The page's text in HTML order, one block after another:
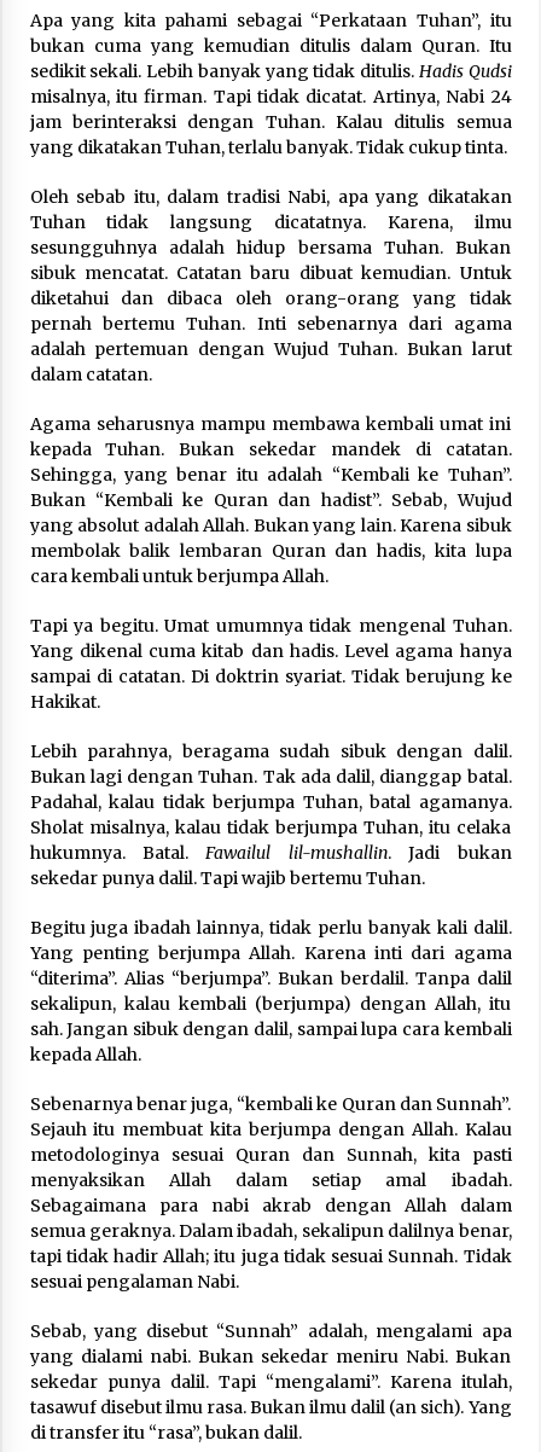
Apa yang kita pahami sebagai “Perkataan Tuhan”, itu
bukan cuma yang kemudian ditulis dalam Quran. Itu
sedikit sekali. Lebih banyak yang tidak ditulis. Hadis Qudsi
misalnya, itu firman. Tapi tidak dicatat. Artinya, Nabi 24
jam berinteraksi dengan Tuhan. Kalau ditulis semua
yang dikatakan Tuhan, terlalu banyak. Tidak cukup tinta.
Oleh sebab itu, dalam tradisi Nabi, apa yang dikatakan
Tuhan tidak langsung dicatatnya. Karena, ilmu
sesungguhnya adalah hidup bersama Tuhan. Bukan
sibuk mencatat. Catatan baru dibuat kemudian. Untuk
diketahui dan dibaca oleh orang-orang yang tidak
pernah bertemu Tuhan. Inti sebenarnya dari agama
adalah pertemuan dengan Wujud Tuhan. Bukan larut
dalam catatan.
Agama seharusnya mampu membawa kembali umat ini
kepada Tuhan. Bukan sekedar mandek di catatan.
Sehingga, yang benar itu adalah “Kembali ke Tuhan”.
Bukan “Kembali ke Quran dan hadist”. Sebab, Wujud
yang absolut adalah Allah. Bukan yang lain. Karena sibuk
membolak balik lembaran Quran dan hadis, kita lupa
cara kembali untuk berjumpa Allah.
Tapi ya begitu. Umat umumnya tidak mengenal Tuhan.
Yang dikenal cuma kitab dan hadis. Level agama hanya
sampai di catatan. Di doktrin syariat. Tidak berujung ke
Hakikat.
Lebih parahnya, beragama sudah sibuk dengan dalil.
Bukan lagi dengan Tuhan. Tak ada dalil, dianggap batal.
Padahal, kalau tidak berjumpa Tuhan, batal agamanya.
Sholat misalnya, kalau tidak berjumpa Tuhan, itu celaka
hukumnya. Batal. Fawailul lil-mushallin. Jadi bukan
sekedar punya dalil. Tapi wajib bertemu Tuhan.
Begitu juga ibadah lainnya, tidak perlu banyak kali dalil.
Yang penting berjumpa Allah. Karena inti dari agama
“diterima”. Alias “berjumpa”. Bukan berdalil. Tanpa dalil
sekalipun, kalau kembali (berjumpa) dengan Allah, itu
sah. Jangan sibuk dengan dalil, sampai lupa cara kembali
kepada Allah.
Sebenarnya benar juga, “kembali ke Quran dan Sunnah”.
Sejauh itu membuat kita berjumpa dengan Allah. Kalau
metodologinya sesuai Quran dan Sunnah, kita pasti
menyaksikan Allah dalam setiap amal ibadah.
Sebagaimana para nabi akrab dengan Allah dalam
semua geraknya. Dalam ibadah, sekalipun dalilnya benar,
tapi tidak hadir Allah; itu juga tidak sesuai Sunnah. Tidak
sesuai pengalaman Nabi.
Sebab, yang disebut “Sunnah” adalah, mengalami apa
yang dialami nabi. Bukan sekedar meniru Nabi. Bukan
sekedar punya dalil. Tapi “mengalami”. Karena itulah,
tasawuf disebut ilmu rasa. Bukan ilmu dalil (an sich). Yang
di transfer itu “rasa”, bukan dalil.